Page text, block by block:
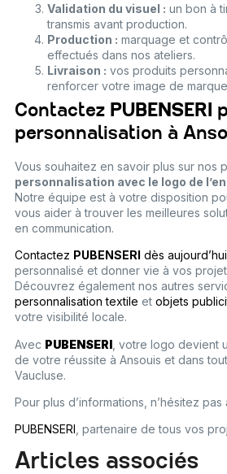
Validation du visuel : un bon à
transmis avant production.
Production : marquage et
effectués dans nos ateliers.
Livraison : vos produits
renforcer votre image de
Contactez PUBENSERI
personnalisation à
Vous souhaitez en savoir plus sur nos
personnalisation avec le logo de
Notre équipe est à votre disposition
vous aider à trouver les meilleures
en communication.
Contactez PUBENSERI dès aujourd’hui
personnalisé et donner vie à vos
Découvrez également nos autres
personnalisation textile et objets
votre visibilité locale.
Avec PUBENSERI, votre logo devient
de votre réussite à Ansouis et dans
Vaucluse.
Pour plus d’informations, n’hésitez pas
PUBENSERI , partenaire de tous vos
Articles associés